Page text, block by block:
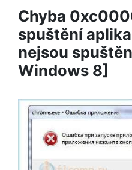
Chyba
spuštění
nejsou
Windows 8]